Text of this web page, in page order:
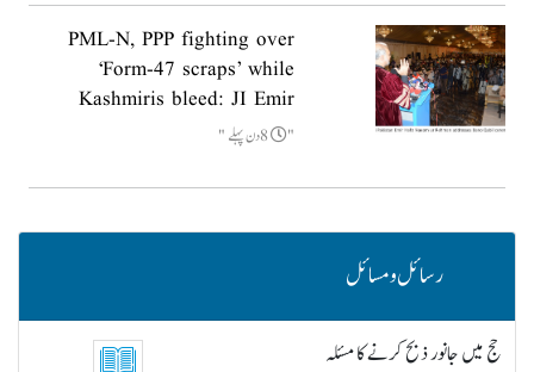
PML-N, PPP fighting over
‘Form-47 scraps’ while
Kashmiris bleed: JI Emir
8دن پہلے
رسائل و مسائل
حج میں جانور ذبح کرنے کا مسئلہ